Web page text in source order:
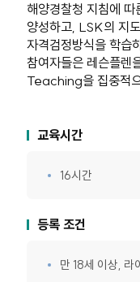
해양경찰청 지침에
양성하고, LSK의 지
자격검정방식을 학습
참여자들은 레슨플렌
Teaching을 집중적
교육시간
16시간
등록 조건
만 18세 이상, 라